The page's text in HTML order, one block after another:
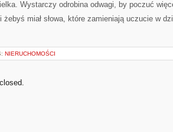
Wystarczy odrobina odwagi, by poczuć
żebyś miał słowa, które zamieniają uczucie w
NIERUCHOMOŚCI